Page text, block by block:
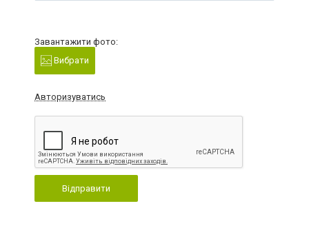
Завантажити фото:
Вибрати
Авторизуватись
Відправити